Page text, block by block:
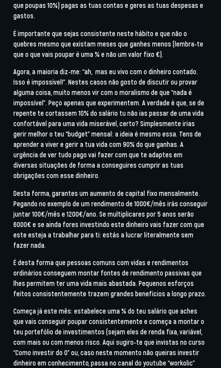
que poupas 10%) pagas as tuas contas e geres as tuas despesas e
gastos.
É importante que sejas consistente neste hábito e que não o
quebres mesmo que existam meses que ganhes menos (lembra-te
que o que vais poupar é uma % e não um valor fixo €).
Agora, a maioria diz-me: “ah, mas eu vivo com o dinheiro contado.
Isso é impossível!”. Nestes casos não gosto de discutir ou provar
alguma coisa, muito menos vir com o moralismo de que “nada é
impossível”. Peço apenas que experimentem. A verdade é que, se de
repente te cortassem 10% do salário tu não ias passar de uma vida
confortável para uma vida miserável, certo? Simplesmente irias
gerir melhor o teu “budget” mensal: a ideia é mesmo essa. Tens de
aprender a viver e gerir a tua vida com 90% do que ganhas. A
urgência de ver tudo pago vai fazer com que te adaptes em
diversas situações de forma a conseguires cumprir as tuas
obrigações com esse dinheiro.
Desta forma, garantes um aumento de capital fixo mensalmente.
Pegando no exemplo de um rendimento de 1000€/mês irás conseguir
juntar 100€/mês e 1200€/ano. Se multiplicares por 5 anos serão
6000€ e se ainda fores investindo este dinheiro vais fazer com que
este esteja a trabalhar para ti: estás a lucrar literalmente sem
fazer nada.
É desta forma que pessoas comuns com vidas e rendimentos
ordinários conseguem montar fontes de rendimento passivas que
lhes permitem ter uma vida mais abastada. Pequenos esforços
feitos consistentemente trazem grandes benefícios a longo prazo.
Começa já este mês: estabelece uma % do teu salário que aches
que vais conseguir poupar consistentemente e começa a montar o
teu portefólio de investimentos (sejam eles de renda fixa, variável,
com mais ou com menos risco. Aqui sugiro-te que invistas no curso
“Como investir do 0” ou, caso neste momento não queiras investir
dinheiro em conhecimento, passa no canal do youtube “workolic”